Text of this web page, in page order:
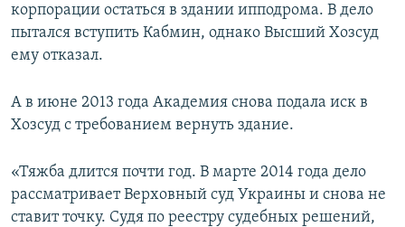
корпорации остаться в здании ипподрома. В дело
пытался вступить Кабмин, однако Высший Хозсуд
ему отказал.
А в июне 2013 года Академия снова подала иск в
Хозсуд с требованием вернуть здание.
«Тяжба длится почти год. В марте 2014 года дело
рассматривает Верховный суд Украины и снова не
ставит точку. Судя по реестру судебных решений,